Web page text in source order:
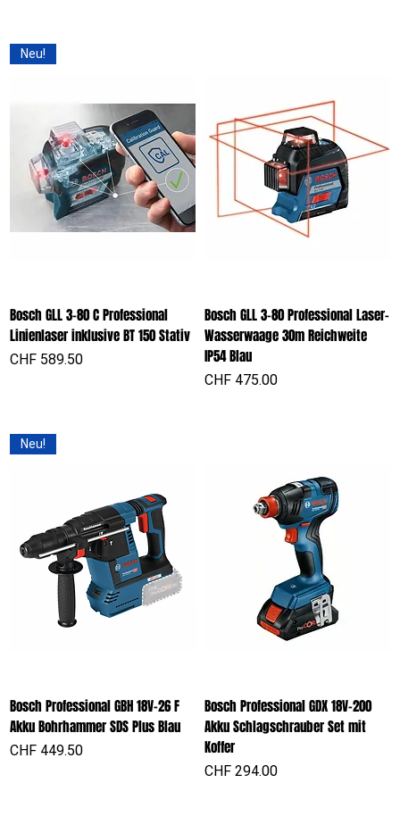
Neu!
Bosch GLL 3-80 C Professional
Linienlaser inklusive BT 150 Stativ
Preis
CHF 589.50
Bosch GLL 3-80 Professional Laser-
Wasserwaage 30m Reichweite
IP54 Blau
Preis
CHF 475.00
Neu!
Bosch Professional GBH 18V-26 F
Akku Bohrhammer SDS Plus Blau
Preis
CHF 449.50
Bosch Professional GDX 18V-200
Akku Schlagschrauber Set mit
Koffer
Preis
CHF 294.00